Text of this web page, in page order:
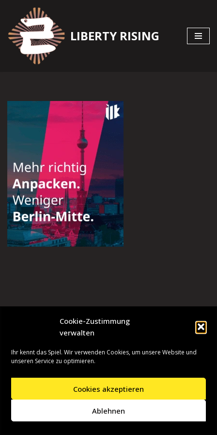
Cookie-Zustimmung
verwalten
Ihr kennt das Spiel. Wir verwenden Cookies, um unsere Website und
unseren Service zu optimieren.
Cookies akzeptieren
Ablehnen
Zum
Inhalt
springen
LIBERTY RISING
| Präsentiert vonWordPress
Presseinformationen